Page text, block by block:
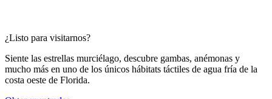
¿Listo para visitarnos?
Siente las estrellas murciélago, descubre gambas, anémonas y
mucho más en uno de los únicos hábitats táctiles de agua fría de la
costa oeste de Florida.